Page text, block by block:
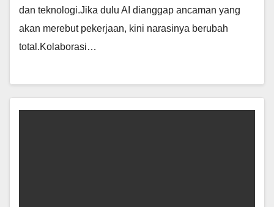
dan teknologi.Jika dulu AI dianggap ancaman yang
akan merebut pekerjaan, kini narasinya berubah
total.Kolaborasi…